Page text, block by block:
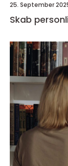
25. September
Skab